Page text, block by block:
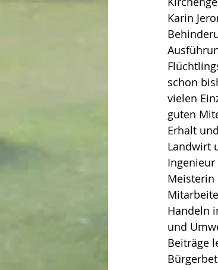
Karin
schon
vielen
guten
Erhalt
Landwirt
Ingenieur
Meisterin
Handeln
und
Beiträge